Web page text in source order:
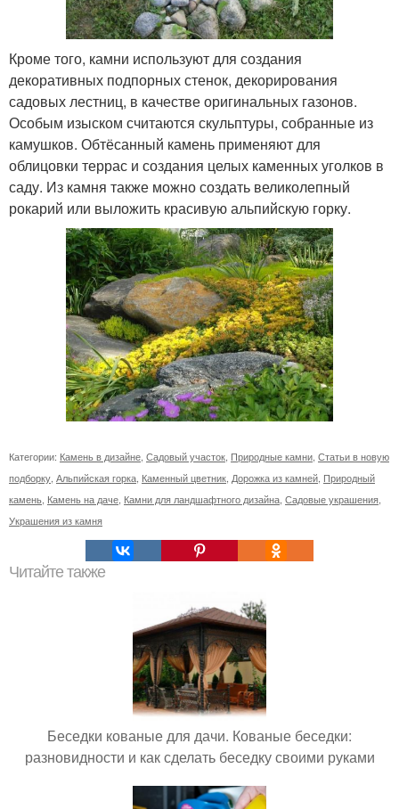
Кроме того, камни используют для создания
декоративных подпорных стенок, декорирования
садовых лестниц, в качестве оригинальных газонов.
Особым изыском считаются скульптуры, собранные из
камушков. Обтёсанный камень применяют для
облицовки террас и создания целых каменных уголков в
саду. Из камня также можно создать великолепный
рокарий или выложить красивую альпийскую горку.
Категории: Камень в дизайне Садовый участок Природные камни Статьи в новую
подборку Альпийская горка Каменный цветник Дорожка из камней Природный
камень Камень на даче Камни для ландшафтного дизайна Садовые украшения
Украшения из камня
Читайте также
Беседки кованые для дачи. Кованые беседки:
разновидности и как сделать беседку своими руками